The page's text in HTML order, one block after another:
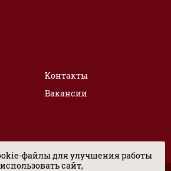
Контакты
Вакансии
файлы для улучшения работы
сайт,